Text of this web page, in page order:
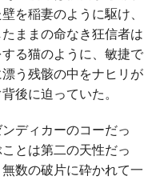
を稲妻のように駆け、
ままの命なき狂信者は
る猫のように、敏捷で
う残骸の中をナヒリが
後に迫っていた。
ディカーのコーだっ
とは第二の天性だっ
数の破片に砕かれて一